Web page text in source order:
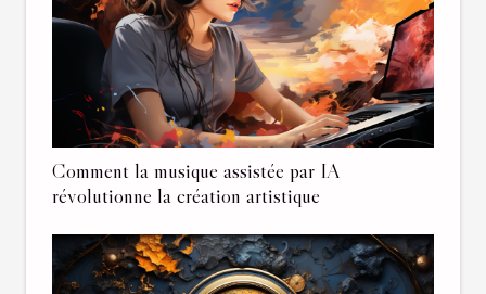
Comment la musique assistée par IA
révolutionne la création artistique